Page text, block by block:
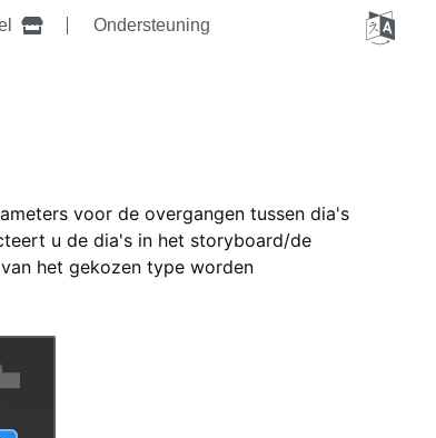
Ondersteuning
voor de overgangen tussen dia's
u de dia's in het storyboard/de
het gekozen type worden